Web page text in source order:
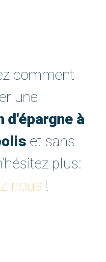
comment
une
d'épargne à
et sans
plus:
nous !